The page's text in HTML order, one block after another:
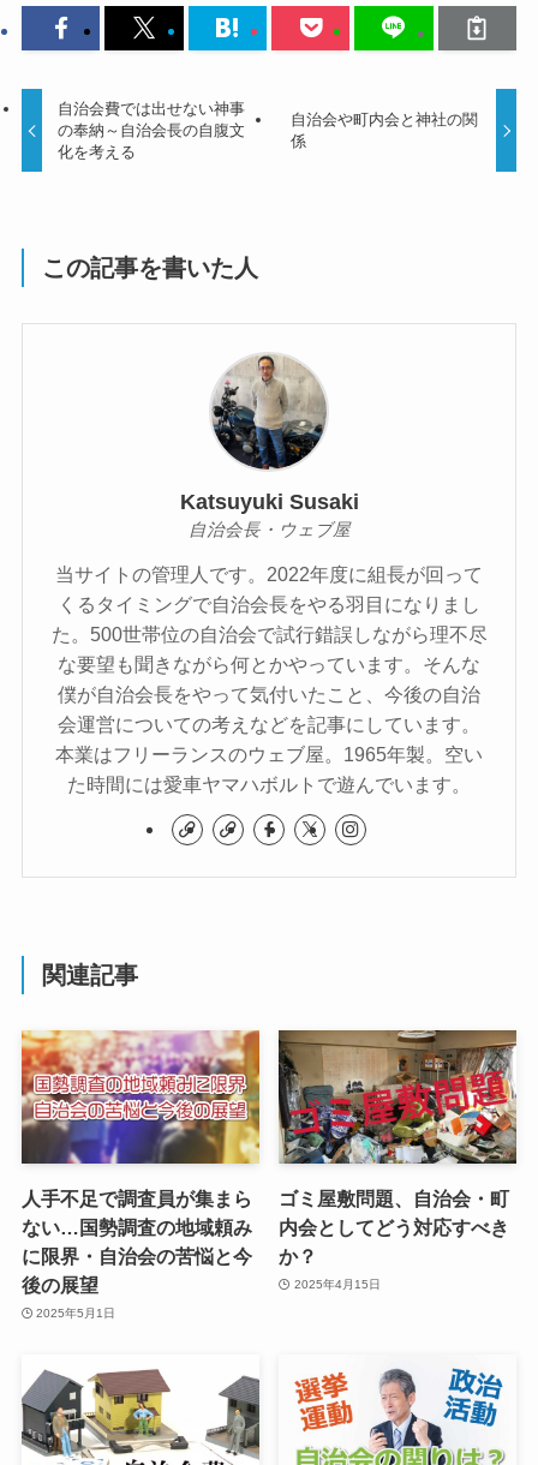
自治会費では出せない神事
の奉納～自治会長の自腹文
化を考える
自治会や町内会と神社の関
係
この記事を書いた人
Katsuyuki Susaki
自治会長・ウェブ屋
当サイトの管理人です。2022年度に組長が回って
くるタイミングで自治会長をやる羽目になりまし
た。500世帯位の自治会で試行錯誤しながら理不尽
な要望も聞きながら何とかやっています。そんな
僕が自治会長をやって気付いたこと、今後の自治
会運営についての考えなどを記事にしています。
本業はフリーランスのウェブ屋。1965年製。空い
た時間には愛車ヤマハボルトで遊んでいます。
関連記事
人手不足で調査員が集まら
ない…国勢調査の地域頼み
に限界・自治会の苦悩と今
後の展望
2025年5月1日
ゴミ屋敷問題、自治会・町
内会としてどう対応すべき
か？
2025年4月15日